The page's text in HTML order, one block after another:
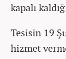
kapalı
Tesisin 19
hizmet